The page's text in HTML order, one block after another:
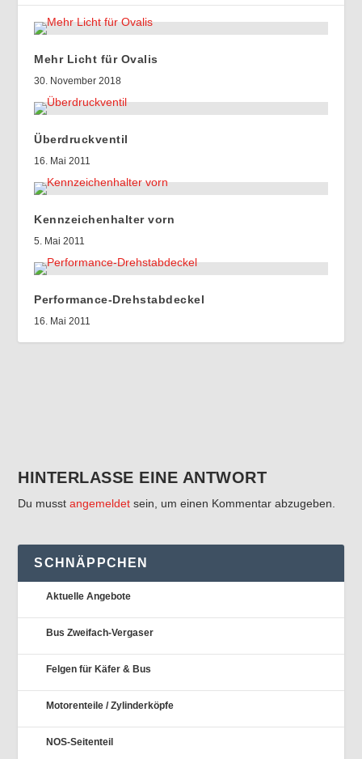
Mehr Licht für Ovalis
30. November 2018
Überdruckventil
16. Mai 2011
Kennzeichenhalter vorn
5. Mai 2011
Performance-Drehstabdeckel
16. Mai 2011
HINTERLASSE EINE ANTWORT
Du musstangemeldet sein, um einen Kommentar abzugeben.
SCHNÄPPCHEN
Aktuelle Angebote
Bus Zweifach-Vergaser
Felgen für Käfer & Bus
Motorenteile / Zylinderköpfe
NOS-Seitenteil